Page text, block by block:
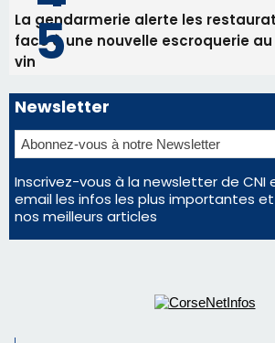
Inscrivez-vous à la newsletter de CNI
email les infos les plus importantes et
nos meilleurs articles
Régie publicitaire
Mentions légales
Nous contacter